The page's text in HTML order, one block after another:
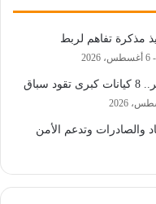
مذكرة تفاهم لربط
6 أغسطس، 2026
شركات التعدين العالمية العاملة في مصر.. 8 كيانات كبرى تقود سباق
الاقتصاد والصادرات وتدعم الأمن